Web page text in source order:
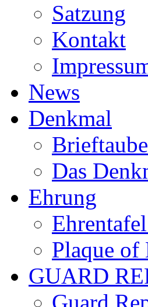
Satzung
Kontakt
News
Denkmal
Das
Ehrung
Plaque of
GUARD